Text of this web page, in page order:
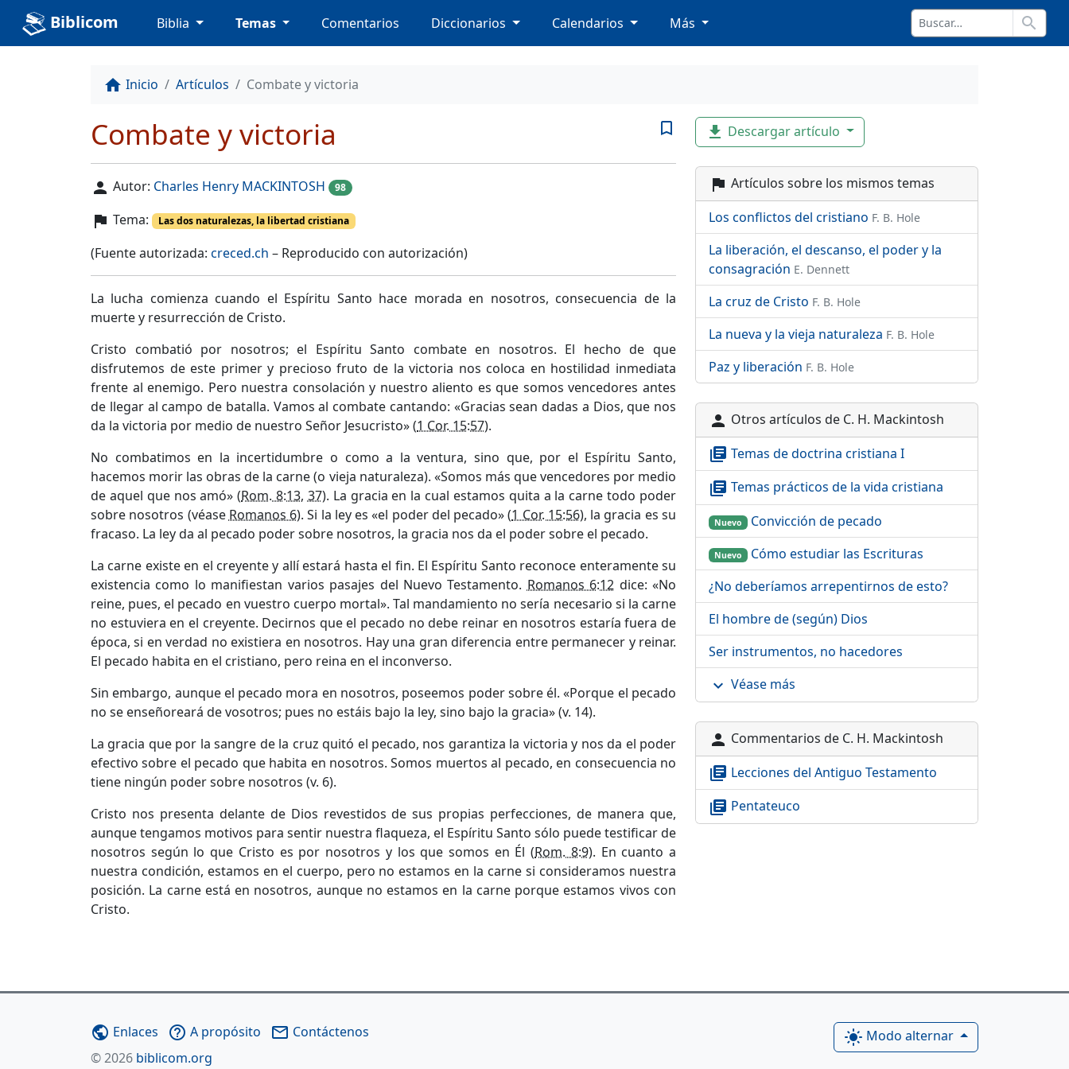
Biblicom Biblia Temas Comentarios Diccionarios Calendarios Más search
home Inicio Artículos Combate y victoria
bookmark_border
Combate y victoria
person Autor: Charles Henry MACKINTOSH 98
flag Tema: Las dos naturalezas, la libertad cristiana
(Fuente autorizada: creced.ch – Reproducido con autorización)
La lucha comienza cuando el Espíritu Santo hace morada en nosotros, consecuencia de la
muerte y resurrección de Cristo.
Cristo combatió por nosotros; el Espíritu Santo combate en nosotros. El hecho de que
disfrutemos de este primer y precioso fruto de la victoria nos coloca en hostilidad inmediata
frente al enemigo. Pero nuestra consolación y nuestro aliento es que somos vencedores antes
de llegar al campo de batalla. Vamos al combate cantando: «Gracias sean dadas a Dios, que nos
da la victoria por medio de nuestro Señor Jesucristo» (1 Cor. 15:57).
No combatimos en la incertidumbre o como a la ventura, sino que, por el Espíritu Santo,
hacemos morir las obras de la carne (o vieja naturaleza). «Somos más que vencedores por medio
de aquel que nos amó» (Rom. 8:13, 37). La gracia en la cual estamos quita a la carne todo poder
sobre nosotros (véase Romanos 6). Si la ley es «el poder del pecado» (1 Cor. 15:56), la gracia es su
fracaso. La ley da al pecado poder sobre nosotros, la gracia nos da el poder sobre el pecado.
La carne existe en el creyente y allí estará hasta el fin. El Espíritu Santo reconoce enteramente su
existencia como lo manifiestan varios pasajes del Nuevo Testamento. Romanos 6:12 dice: «No
reine, pues, el pecado en vuestro cuerpo mortal». Tal mandamiento no sería necesario si la carne
no estuviera en el creyente. Decirnos que el pecado no debe reinar en nosotros estaría fuera de
época, si en verdad no existiera en nosotros. Hay una gran diferencia entre permanecer y reinar.
El pecado habita en el cristiano, pero reina en el inconverso.
Sin embargo, aunque el pecado mora en nosotros, poseemos poder sobre él. «Porque el pecado
no se enseñoreará de vosotros; pues no estáis bajo la ley, sino bajo la gracia» (v. 14).
La gracia que por la sangre de la cruz quitó el pecado, nos garantiza la victoria y nos da el poder
efectivo sobre el pecado que habita en nosotros. Somos muertos al pecado, en consecuencia no
tiene ningún poder sobre nosotros (v. 6).
Cristo nos presenta delante de Dios revestidos de sus propias perfecciones, de manera que,
aunque tengamos motivos para sentir nuestra flaqueza, el Espíritu Santo sólo puede testificar de
nosotros según lo que Cristo es por nosotros y los que somos en Él (Rom. 8:9). En cuanto a
nuestra condición, estamos en el cuerpo, pero no estamos en la carne si consideramos nuestra
posición. La carne está en nosotros, aunque no estamos en la carne porque estamos vivos con
Cristo.
file_download Descargar artículo
flag Artículos sobre los mismos temas
Los conflictos del cristiano F. B. Hole
La liberación, el descanso, el poder y la
consagración E. Dennett
La cruz de Cristo F. B. Hole
La nueva y la vieja naturaleza F. B. Hole
Paz y liberación F. B. Hole
person Otros artículos de C. H. Mackintosh
library_books Temas de doctrina cristiana I
library_books Temas prácticos de la vida cristiana
Nuevo Convicción de pecado
Nuevo Cómo estudiar las Escrituras
¿No deberíamos arrepentirnos de esto?
El hombre de (según) Dios
Ser instrumentos, no hacedores
expand_more Véase más
person Commentarios de C. H. Mackintosh
library_books Lecciones del Antiguo Testamento
library_books Pentateuco
light_mode Modo alternar
public Enlaces help_outline A propósito mail_outline Contáctenos
© 2026 biblicom.org